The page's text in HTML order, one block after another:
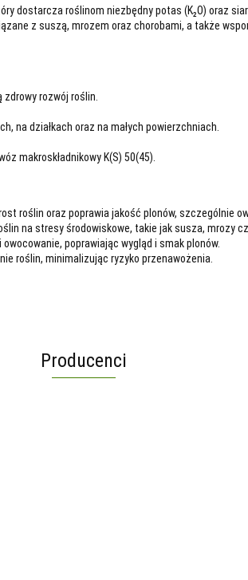
dostarcza roślinom niezbędny potas (K₂O) oraz
z suszą, mrozem oraz chorobami, a także
zdrowy rozwój roślin.
na działkach oraz na małych powierzchniach.
makroskładnikowy K(S) 50(45).
roślin oraz poprawia jakość plonów, szczególnie
na stresy środowiskowe, takie jak susza, mrozy
poprawiając wygląd i smak plonów.
roślin, minimalizując ryzyko przenawożenia.
Producenci